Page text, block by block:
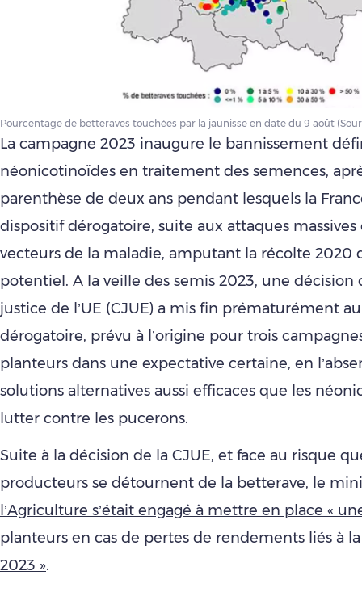
Pourcentage de betteraves touchées par la jaunisse en date du 9 août
La campagne 2023 inaugure le bannissement
néonicotinoïdes en traitement des semences,
parenthèse de deux ans pendant lesquels la
dispositif dérogatoire, suite aux attaques
vecteurs de la maladie, amputant la récolte 2020
potentiel. A la veille des semis 2023, une décision
justice de l’UE (CJUE) a mis fin prématurément
dérogatoire, prévu à l’origine pour trois
planteurs dans une expectative certaine, en
solutions alternatives aussi efficaces que les
lutter contre les pucerons.
Suite à la décision de la CJUE, et face au risque
producteurs se détournent de la betterave, le
l’Agriculture s’était engagé à mettre en place «
planteurs en cas de pertes de rendements liés à
2023 ».